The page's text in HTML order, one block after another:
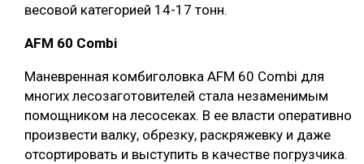
весовой категорией 14-17 тонн.
AFM 60 Combi
Маневренная комбиголовка AFM 60 Combi для
многих лесозаготовителей стала незаменимым
помощником на лесосеках. В ее власти оперативно
произвести валку, обрезку, раскряжевку и даже
отсортировать и выступить в качестве погрузчика.